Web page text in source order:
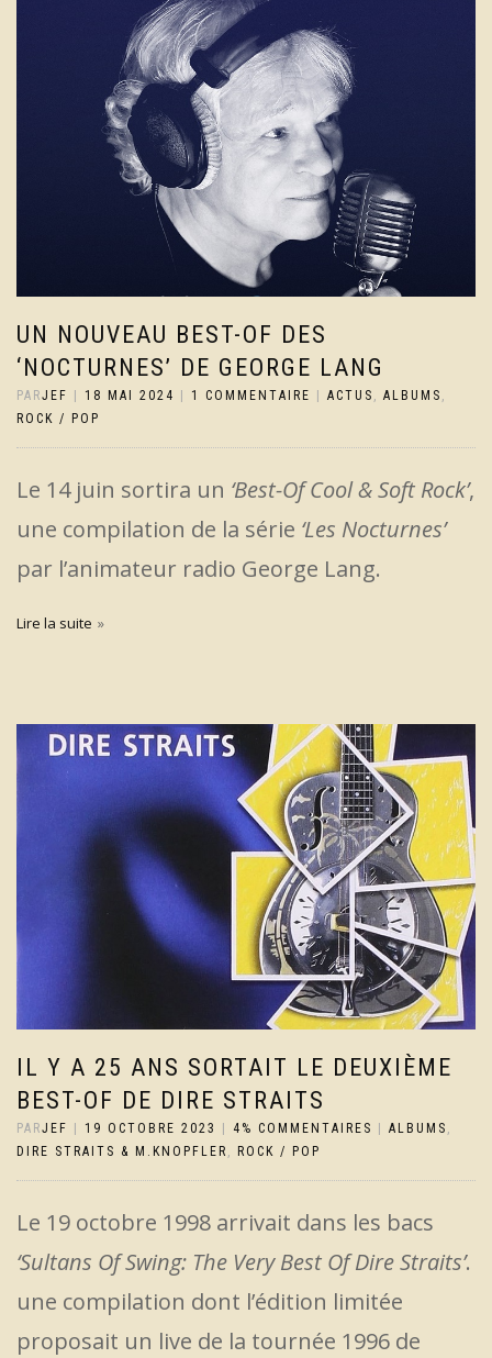
UN NOUVEAU BEST-OF DES
‘NOCTURNES’ DE GEORGE LANG
PARJEF | 18 MAI 2024 | 1 COMMENTAIRE | ACTUS ALBUMS
ROCK / POP
Le 14 juin sortira un ‘Best-Of Cool & Soft Rock’,
une compilation de la série ‘Les Nocturnes’
par l’animateur radio George Lang.
Lire la suite
IL Y A 25 ANS SORTAIT LE DEUXIÈME
BEST-OF DE DIRE STRAITS
PARJEF 19 OCTOBRE 2023 4% COMMENTAIRES ALBUMS ,
DIRE STRAITS & M.KNOPFLER , ROCK / POP
Le 19 octobre 1998 arrivait dans les bacs
‘Sultans Of Swing: The Very Best Of Dire Straits’.
une compilation dont l’édition limitée
proposait un live de la tournée 1996 de